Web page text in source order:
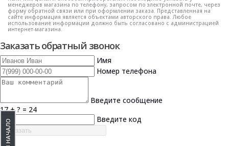
В НАЧАЛО
менеджеров магазина по телефону, запросом по электронной почте, через
форму обратной связи или при оформлении заказа. Представленная на
сайте информация является объектами авторского права. Любое
использование информации должно быть согласовано с администрацией
интернет-магазина.
Заказать обратный звонок
Имя
Номер телефона
Введите сообщение
17 + ? = 24
Введите код